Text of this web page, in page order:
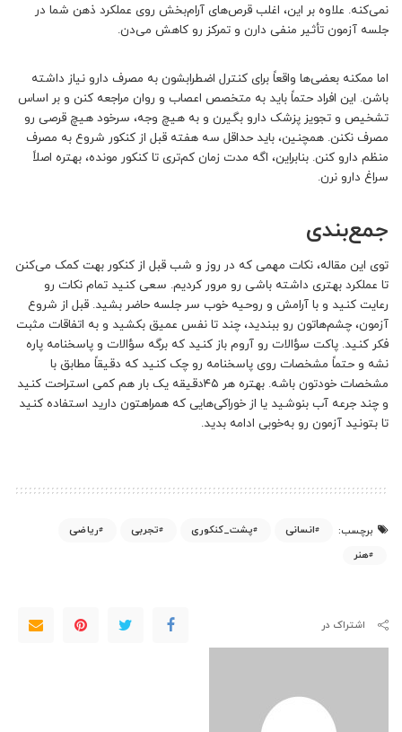
نمی‌کنه. علاوه بر این، اغلب قرص‌های آرام‌بخش روی عملکرد ذهن شما در
جلسه آزمون تأثیر منفی دارن و تمرکز رو کاهش می‌دن.
اما ممکنه بعضی‌ها واقعاً برای کنترل اضطرابشون به مصرف دارو نیاز داشته
باشن. این افراد حتماً باید به متخصص اعصاب و روان مراجعه کنن و بر اساس
تشخیص و تجویز پزشک دارو بگیرن و به هیچ وجه، سرخود هیچ قرصی رو
مصرف نکنن. همچنین، باید حداقل سه هفته قبل از کنکور شروع به مصرف
منظم دارو کنن. بنابراین، اگه مدت زمان کم‌تری تا کنکور مونده، بهتره اصلاً
سراغ دارو نرن.
جمع‌بندی
توی این مقاله، نکات مهمی که در روز و شب قبل از کنکور بهت کمک می‌کنن
تا عملکرد بهتری داشته باشی رو مرور کردیم. سعی کنید تمام نکات رو
رعایت کنید و با آرامش و روحیه خوب سر جلسه حاضر بشید. قبل از شروع
آزمون، چشم‌هاتون رو ببندید، چند تا نفس عمیق بکشید و به اتفاقات مثبت
فکر کنید. پاکت سؤالات رو آروم باز کنید که برگه سؤالات و پاسخنامه پاره
نشه و حتماً مشخصات روی پاسخنامه رو چک کنید که دقیقاً مطابق با
مشخصات خودتون باشه. بهتره هر ۴۵دقیقه یک بار هم کمی استراحت کنید
و چند جرعه آب بنوشید یا از خوراکی‌هایی که همراهتون دارید استفاده کنید
تا بتونید آزمون رو به‌خوبی ادامه بدید.
برچسب: انسانی پشت_کنکوری تجربی
ریاضی
هنر
اشتراک در